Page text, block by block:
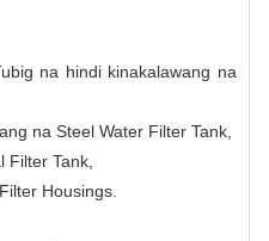
na hindi kinakalawang na
na Steel Water Filter Tank
Filter Tank
Housings